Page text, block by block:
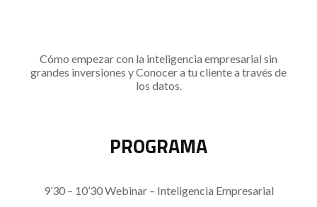
Cómo empezar con la inteligencia empresarial sin
grandes inversiones y Conocer a tu cliente a través de
los datos.
PROGRAMA
9’30 – 10’30 Webinar – Inteligencia Empresarial